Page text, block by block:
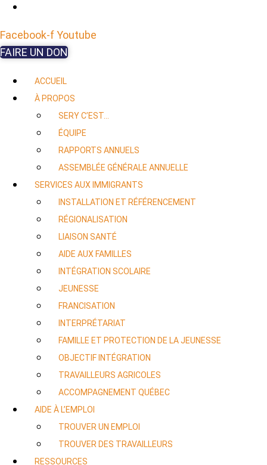
Facebook-fYoutube
FAIRE UN DON
ACCUEIL
À PROPOS
SERY C’EST…
ÉQUIPE
RAPPORTS ANNUELS
ASSEMBLÉE GÉNÉRALE ANNUELLE
SERVICES AUX IMMIGRANTS
INSTALLATION ET RÉFÉRENCEMENT
RÉGIONALISATION
LIAISON SANTÉ
AIDE AUX FAMILLES
INTÉGRATION SCOLAIRE
JEUNESSE
FRANCISATION
INTERPRÉTARIAT
FAMILLE ET PROTECTION DE LA JEUNESSE
OBJECTIF INTÉGRATION
TRAVAILLEURS AGRICOLES
ACCOMPAGNEMENT QUÉBEC
AIDE À L’EMPLOI
TROUVER UN EMPLOI
TROUVER DES TRAVAILLEURS
RESSOURCES